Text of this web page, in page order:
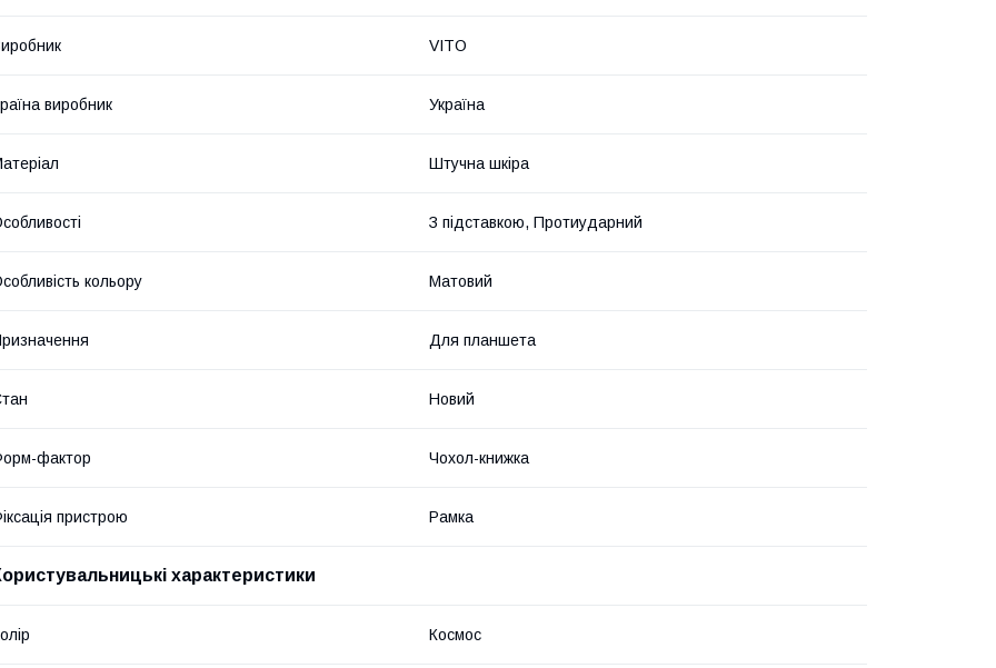
VITO
виробник Україна
Штучна шкіра
З підставкою, Протиударний
кольору Матовий
Для планшета
Новий
фактор Чохол-книжка
пристрою Рамка
характеристики
Космос